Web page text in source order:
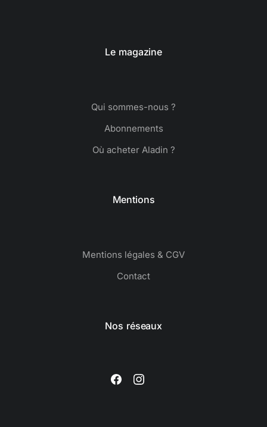
Le magazine
Qui sommes-nous ?
Abonnements
Où acheter Aladin ?
Mentions
Mentions légales & CGV
Contact
Nos réseaux